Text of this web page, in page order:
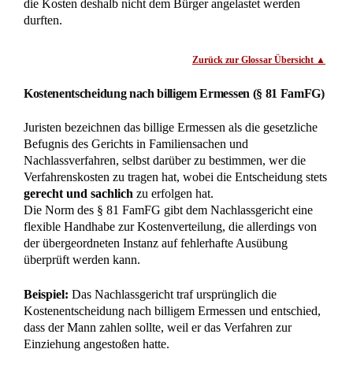
Kontaktformular
Termin vereinbaren
Impressum
Datenschutz
Mandantenhinweise nach DSGVO
Mandantenhinweise Notariat
Widerrufsbelehrung
Online Mandatsbedingungen
© 2025Rechtsanwälte Kotz GbR – Erbrecht Siegen– Alle
Rechte vorbehalten.